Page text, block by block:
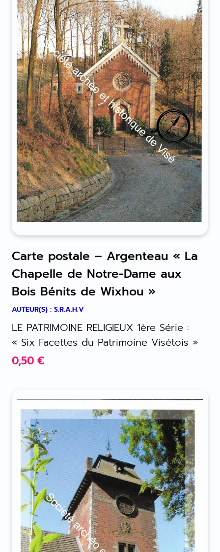
Carte postale – Argenteau « La
Chapelle de Notre-Dame aux
Bois Bénits de Wixhou »
AUTEUR(S) : S.R.A.H.V
LE PATRIMOINE RELIGIEUX 1ère Série :
« Six Facettes du Patrimoine Visétois »
0,50 €